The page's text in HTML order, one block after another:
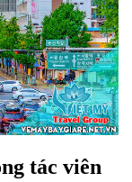
tác viên